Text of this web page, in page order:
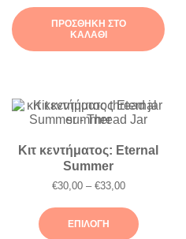
ΠΡΟΣΘΉΚΗ ΣΤΟ
ΚΑΛΆΘΙ
Κιτ κεντήματος: Eternal
Summer
€30,00 – €33,00Price
€30,00
through
ΕΠΙΛΟΓΉ
Αυτό